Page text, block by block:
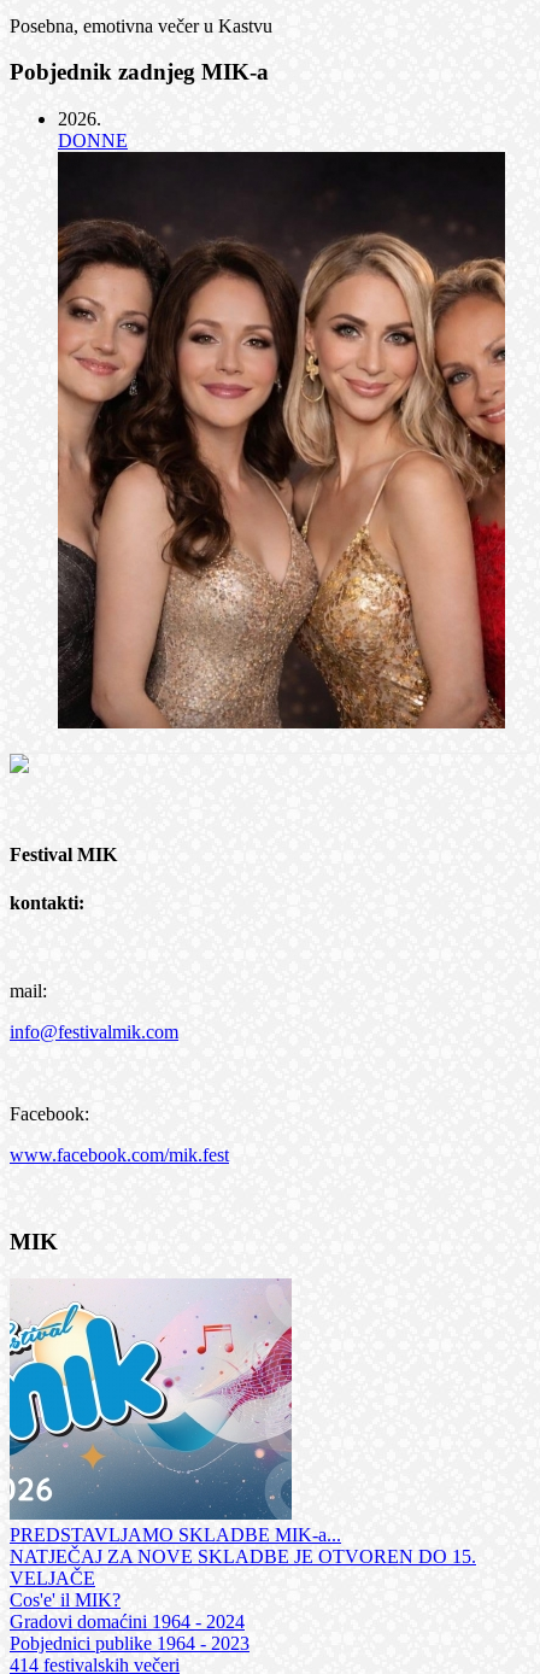
Posebna, emotivna večer u Kastvu
Pobjednik zadnjeg MIK-a
2026.
DONNE
Festival MIK
kontakti:
mail:
info@festivalmik.com
Facebook:
www.facebook.com/mik.fest
MIK
PREDSTAVLJAMO SKLADBE MIK-a...
NATJEČAJ ZA NOVE SKLADBE JE OTVOREN DO 15.
VELJAČE
Cos'e' il MIK?
Gradovi domaćini 1964 - 2024
Pobjednici publike 1964 - 2023
414 festivalskih večeri